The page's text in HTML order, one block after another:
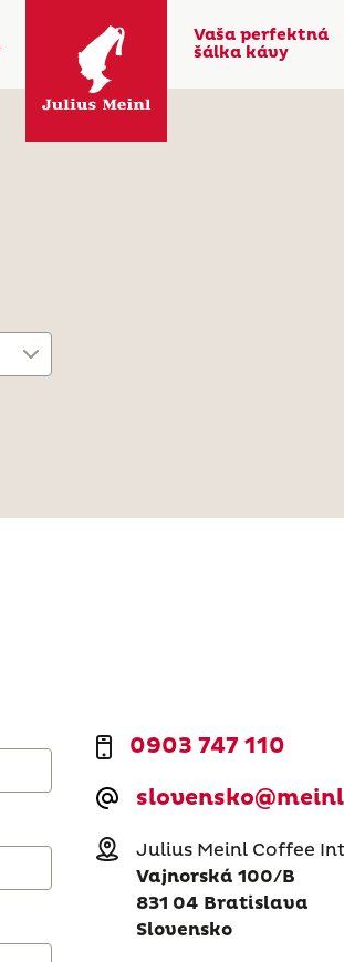
Vaša perfektná
šálka kávy
0903 747 110
Julius Meinl Coffee
Vajnorská 100/B
831 04 Bratislava
Slovensko